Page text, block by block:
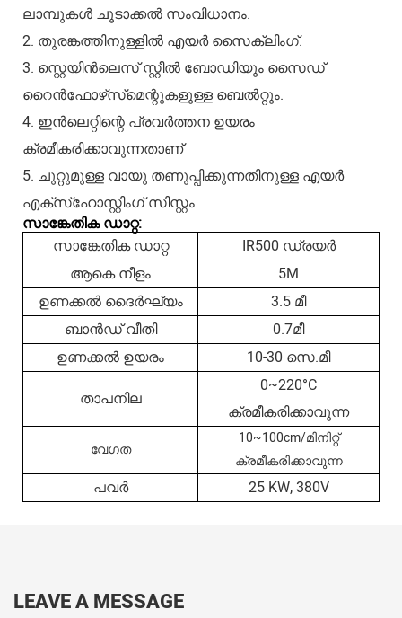
ലാമ്പുകൾ ചൂടാക്കൽ സംവിധാനം.
2. തുരങ്കത്തിനുള്ളിൽ എയർ സൈക്ലിംഗ്.
3. സ്റ്റെയിൻലെസ് സ്റ്റീൽ ബോഡിയും സൈഡ്
റൈൻഫോഴ്‌സ്‌മെന്റുകളുള്ള ബെൽറ്റും.
4. ഇൻലെറ്റിന്റെ പ്രവർത്തന ഉയരം
ക്രമീകരിക്കാവുന്നതാണ്
5. ചുറ്റുമുള്ള വായു തണുപ്പിക്കുന്നതിനുള്ള എയർ
എക്‌സ്‌ഹോസ്റ്റിംഗ് സിസ്റ്റം
സാങ്കേതിക ഡാറ്റ:
സാങ്കേതിക ഡാറ്റ
IR500 ഡ്രയർ
ആകെ നീളം
5M
ഉണക്കൽ ദൈർഘ്യം
3.5 മീ
ബാൻഡ് വീതി
0.7മീ
ഉണക്കൽ ഉയരം
10-30 സെ.മീ
താപനില
0~220°C
ക്രമീകരിക്കാവുന്ന
വേഗത
10~100cm/മിനിറ്റ്
ക്രമീകരിക്കാവുന്ന
പവർ 25 KW, 380V
LEAVE A MESSAGE